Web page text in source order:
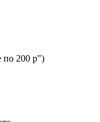
по 200 р")